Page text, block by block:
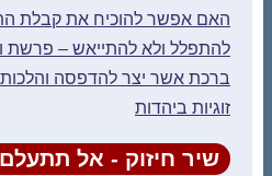
האם אפשר להוכיח את קבלת
להתפלל ולא להתייאש – פרשת
ברכת אשר יצר להדפסה והלכות
זוגיות ביהדות
שיר חיזוק - אל תתעלם